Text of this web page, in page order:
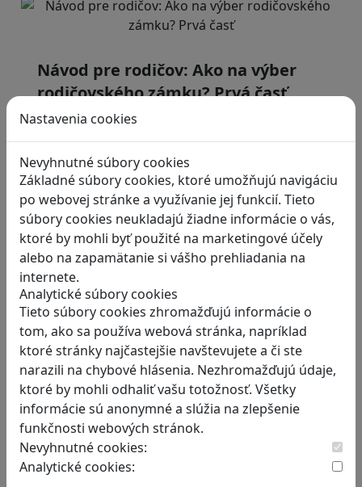
Nastavenia cookies
Nevyhnutné súbory cookies
Základné súbory cookies, ktoré umožňujú navigáciu
po webovej stránke a využívanie jej funkcií. Tieto
súbory cookies neukladajú žiadne informácie o vás,
ktoré by mohli byť použité na marketingové účely
alebo na zapamätanie si vášho prehliadania na
internete.
Analytické súbory cookies
Tieto súbory cookies zhromažďujú informácie o
tom, ako sa používa webová stránka, napríklad
ktoré stránky najčastejšie navštevujete a či ste
narazili na chybové hlásenia. Nezhromažďujú údaje,
ktoré by mohli odhaliť vašu totožnosť. Všetky
informácie sú anonymné a slúžia na zlepšenie
funkčnosti webových stránok.
Nevyhnutné cookies:
Analytické cookies:
Návod pre rodičov: Ako na výber
rodičovského zámku? Prvá časť
Ako ochrániť deti na sociálnej sieti? Dnes…
Manažovanie je často o kreativite.
Podnietiť ju vedia aj niektoré hry
Dnes nie je problém nájsť takmer ľubovoľnú
tému,…
Construct 2 umožní deťom vytvoriť
hry bez znalosti programovania